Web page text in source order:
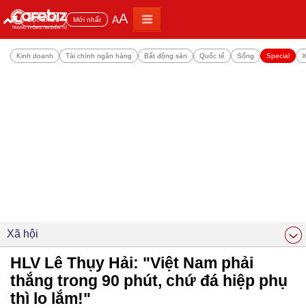
Đọc nhiều Mới nhất AA
Kinh doanh Tài chính ngân hàng Bất động sản Quốc tế Sống Special
Xã hội
HLV Lê Thụy Hải: "Việt Nam phải
thắng trong 90 phút, chứ đá hiệp phụ
thì lo lắm!"